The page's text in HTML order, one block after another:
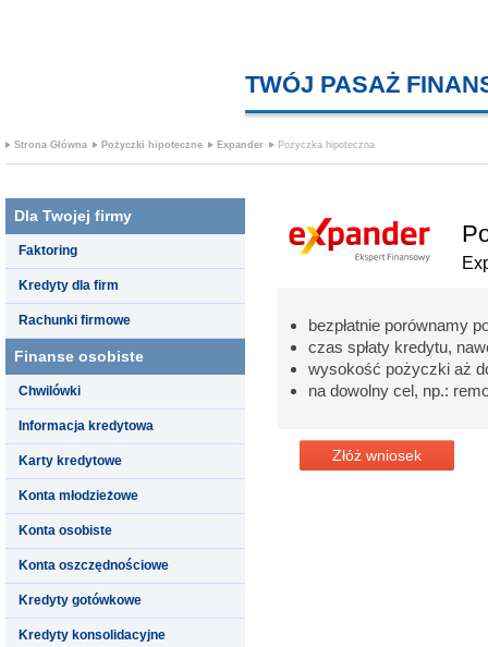
TWÓJ PASAŻ
Strona Główna Pożyczki hipoteczne Expander Pozyczka hipoteczna
Dla Twojej firmy
Faktoring
Kredyty dla firm
Rachunki firmowe
Finanse osobiste
Chwilówki
Informacja kredytowa
Karty kredytowe
Konta młodzieżowe
Konta osobiste
Konta oszczędnościowe
Kredyty gotówkowe
Kredyty konsolidacyjne
bezpłatnie porównamy
czas spłaty kredytu,
wysokość pożyczki aż
na dowolny cel, np.:
Złóż wniosek